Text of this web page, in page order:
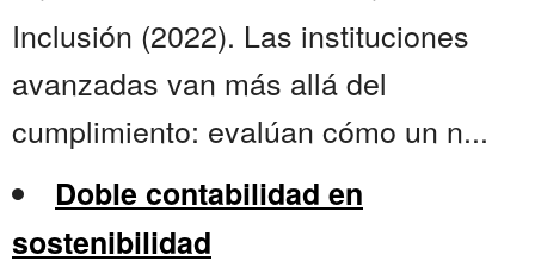
Inclusión (2022). Las instituciones
avanzadas van más allá del
cumplimiento: evalúan cómo un n...
Doble contabilidad en
sostenibilidad